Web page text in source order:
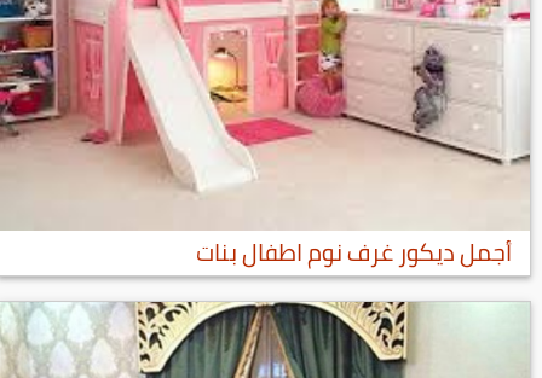
أجمل ديكور غرف نوم اطفال بنات